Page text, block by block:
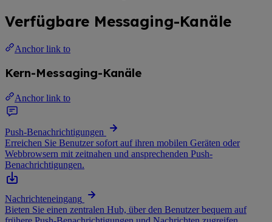
Verfügbare Messaging-Kanäle
Anchor link to
Kern-Messaging-Kanäle
Anchor link to
Push-Benachrichtigungen
Erreichen Sie Benutzer sofort auf ihren mobilen Geräten oder
Webbrowsern mit zeitnahen und ansprechenden Push-
Benachrichtigungen.
Nachrichteneingang
Bieten Sie einen zentralen Hub, über den Benutzer bequem auf